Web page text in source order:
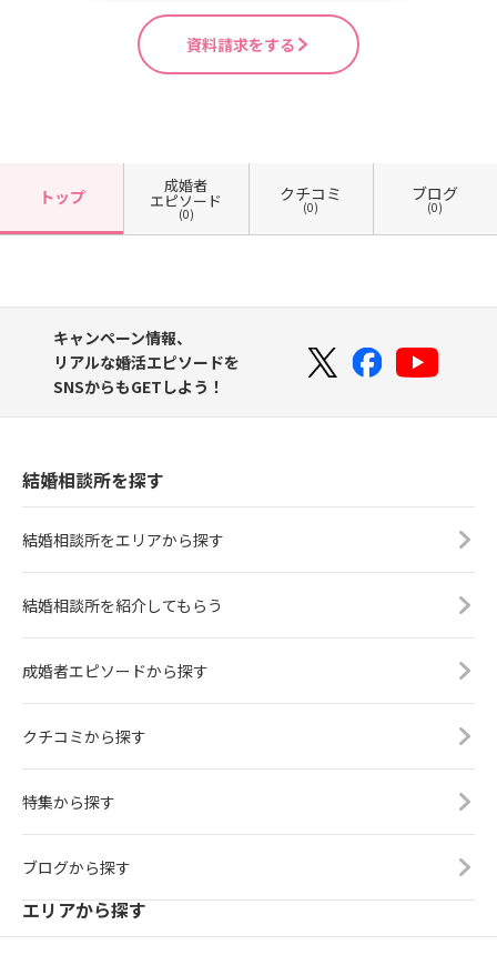
資料請求をする
トップ
成婚者
エピソード
(0)
クチコミ
(0)
ブログ
(0)
キャンペーン情報、
リアルな婚活エピソードを
SNSからもGETしよう！
結婚相談所を探す
結婚相談所をエリアから探す
結婚相談所を紹介してもらう
成婚者エピソードから探す
クチコミから探す
特集から探す
ブログから探す
エリアから探す